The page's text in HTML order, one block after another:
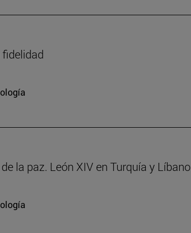
fidelidad
la paz. León XIV en Turquía y Líbano